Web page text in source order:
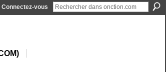
Connectez-vous